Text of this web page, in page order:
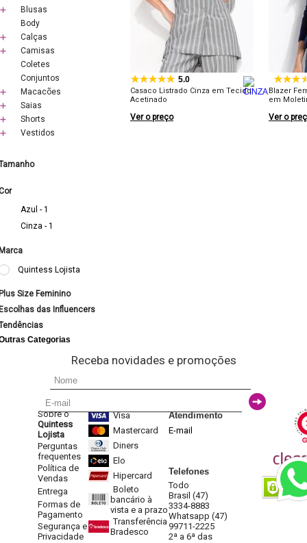
Blusas
Body
Calças
Camisas
Coletes
Conjuntos
Macacões
Saias
Shorts
Vestidos
Azul - 1
Cinza - 1
Quintess Lojista
Size Feminino
das Influencers
Categorias
5.0
Casaco Listrado Cinza em Tecido
Acetinado
Ver o preço
Blazer
em
Ver o
Receba novidades e promoções
Sobre o
Quintess
Lojista
Perguntas
frequentes
Política de
Vendas
Entrega
Formas de
Pagamento
Segurança e
Privacidade
Visa
Mastercard
Diners
Elo
Hipercard
Boleto
bancário à
vista e a prazo
Transferência
Bradesco
Atendimento
E-mail
Telefones
Todo
Brasil (47)
3334-8883
Whatsapp (47)
99711-2225
2ª a 6ª das